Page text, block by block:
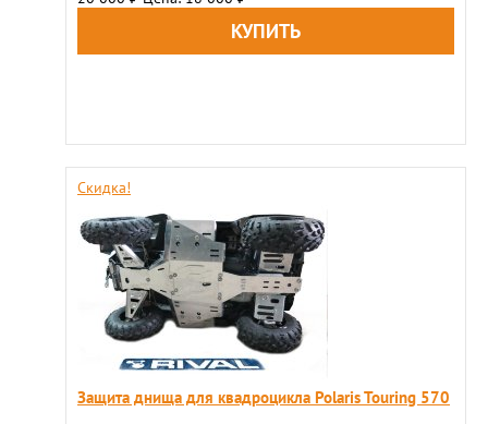
Скидка!
Защита днища для квадроцикла Polaris Touring 570